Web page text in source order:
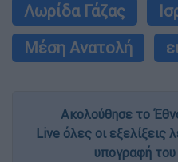
Λωρίδα Γάζας
Μέση Ανατολή
Ακολούθησε το
Live όλες οι
υπογραφή